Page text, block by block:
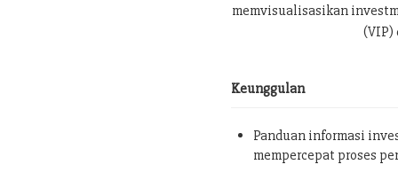
memvisualisasikan
(VIP)
Keunggulan
Panduan informasi
mempercepat proses